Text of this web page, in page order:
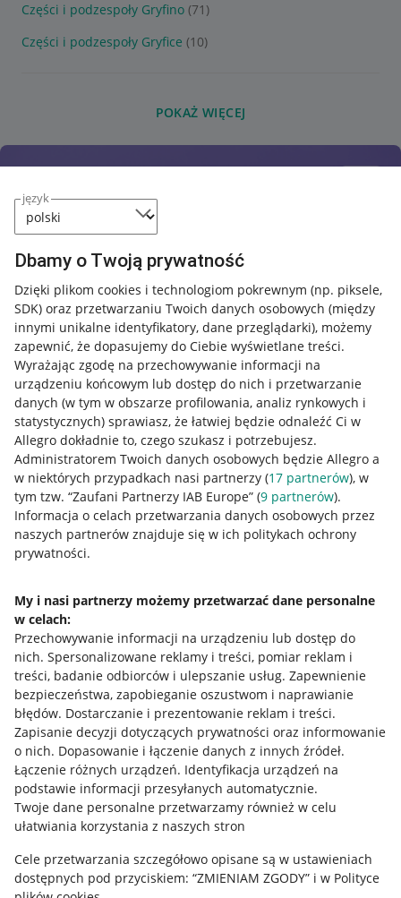
język
Dbamy o Twoją prywatność
Dzięki plikom cookies i technologiom pokrewnym (np. piksele,
SDK) oraz przetwarzaniu Twoich danych osobowych (między
innymi unikalne identyfikatory, dane przeglądarki), możemy
zapewnić, że dopasujemy do Ciebie wyświetlane treści.
Wyrażając zgodę na przechowywanie informacji na
urządzeniu końcowym lub dostęp do nich i przetwarzanie
danych (w tym w obszarze profilowania, analiz rynkowych i
statystycznych) sprawiasz, że łatwiej będzie odnaleźć Ci w
Allegro dokładnie to, czego szukasz i potrzebujesz.
Administratorem Twoich danych osobowych będzie Allegro a
w niektórych przypadkach nasi partnerzy (17 partnerów), w
tym tzw. “Zaufani Partnerzy IAB Europe” (9 partnerów).
Informacja o celach przetwarzania danych osobowych przez
naszych partnerów znajduje się w ich politykach ochrony
prywatności.
My i nasi partnerzy możemy przetwarzać dane personalne
w celach:
Przechowywanie informacji na urządzeniu lub dostęp do
nich. Spersonalizowane reklamy i treści, pomiar reklam i
treści, badanie odbiorców i ulepszanie usług. Zapewnienie
bezpieczeństwa, zapobieganie oszustwom i naprawianie
błędów. Dostarczanie i prezentowanie reklam i treści.
Zapisanie decyzji dotyczących prywatności oraz informowanie
o nich. Dopasowanie i łączenie danych z innych źródeł.
Łączenie różnych urządzeń. Identyfikacja urządzeń na
podstawie informacji przesyłanych automatycznie.
Twoje dane personalne przetwarzamy również w celu
ułatwiania korzystania z naszych stron
Cele przetwarzania szczegółowo opisane są w ustawieniach
dostępnych pod przyciskiem: “ZMIENIAM ZGODY” i w Polityce
Części i podzespoły Gryfino (71)
Części i podzespoły Gryfice (10)
POKAŻ WIĘCEJ
Przydatne informacje
Jak to działa
Allegro Gadane dla sprzedających
Allegro Gadane dla kupujących
Mapa miejscowości
Informacje prawne
Regulamin
Polityka plików "cookies"
Ustawienia plików "cookies"
Udostępnianie lokalizacji
Informacje dla Aktu o Usługach Cyfrowych